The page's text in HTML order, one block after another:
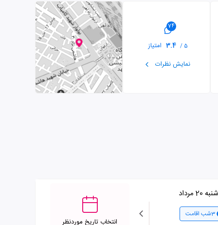
74
5 /
3.4 امتیاز
نمایش نظرات
مرداد
3شب اقامت
چهارشنبه 21 مرداد
انتخاب تاریخ موردنظر